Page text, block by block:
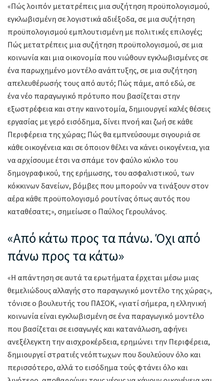
«Πώς λοιπόν μετατρέπεις μια συζήτηση προϋπολογισμού,
εγκλωβισμένη σε λογιστικά αδιέξοδα, σε μια συζήτηση
προϋπολογισμού εμπλουτισμένη με πολιτικές επιλογές;
Πώς μετατρέπεις μια συζήτηση προϋπολογισμού, σε μια
κοινωνία και μια οικονομία που νιώθουν εγκλωβισμένες σε
ένα παρωχημένο μοντέλο ανάπτυξης, σε μια συζήτηση
απελευθέρωσής τους από αυτό; Πώς πάμε, από εδώ, σε
ένα νέο παραγωγικό πρότυπο που βασίζεται στην
εξωστρέφεια και στην καινοτομία, δημιουργεί καλές θέσεις
εργασίας με γερό εισόδημα, δίνει πνοή και ζωή σε κάθε
Περιφέρεια της χώρας; Πώς θα εμπνεύσουμε σιγουριά σε
κάθε οικογένεια και σε όποιον θέλει να κάνει οικογένεια, για
να αρχίσουμε έτσι να σπάμε τον φαύλο κύκλο του
δημογραφικού, της ερήμωσης, του ασφαλιστικού, των
κόκκινων δανείων, βόμβες που μπορούν να τινάξουν στον
αέρα κάθε προϋπολογισμό ρουτίνας όπως αυτός που
καταθέσατε;», σημείωσε ο Παύλος Γερουλάνος.
«Από κάτω προς τα πάνω. Όχι από
πάνω προς τα κάτω»
«Η απάντηση σε αυτά τα ερωτήματα έρχεται μέσω μιας
θεμελιώδους αλλαγής στο παραγωγικό μοντέλο της χώρας»,
τόνισε ο βουλευτής του ΠΑΣΟΚ, «γιατί σήμερα, η ελληνική
κοινωνία είναι εγκλωβισμένη σε ένα παραγωγικό μοντέλο
που βασίζεται σε εισαγωγές και κατανάλωση, αφήνει
ανεξέλεγκτη την αισχροκέρδεια, ερημώνει την Περιφέρεια,
δημιουργεί στρατιές νεόπτωχων που δουλεύουν όλο και
περισσότερο, αλλά το εισόδημα τούς φτάνει όλο και